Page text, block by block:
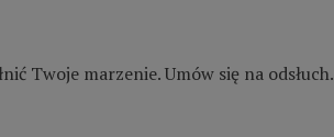
Twoje marzenie. Umów się na odsłuch.